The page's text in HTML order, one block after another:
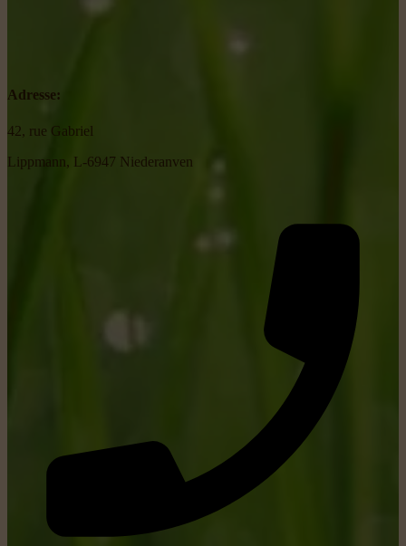
Adresse:
42, rue Gabriel
Lippmann, L-6947 Niederanven